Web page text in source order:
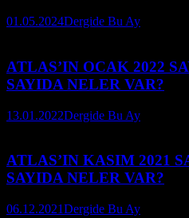
01.05.2024Dergide Bu Ay
ATLAS’IN OCAK 2022
SAYIDA NELER VAR?
13.01.2022Dergide Bu Ay
ATLAS’IN KASIM 2021
SAYIDA NELER VAR?
06.12.2021Dergide Bu Ay